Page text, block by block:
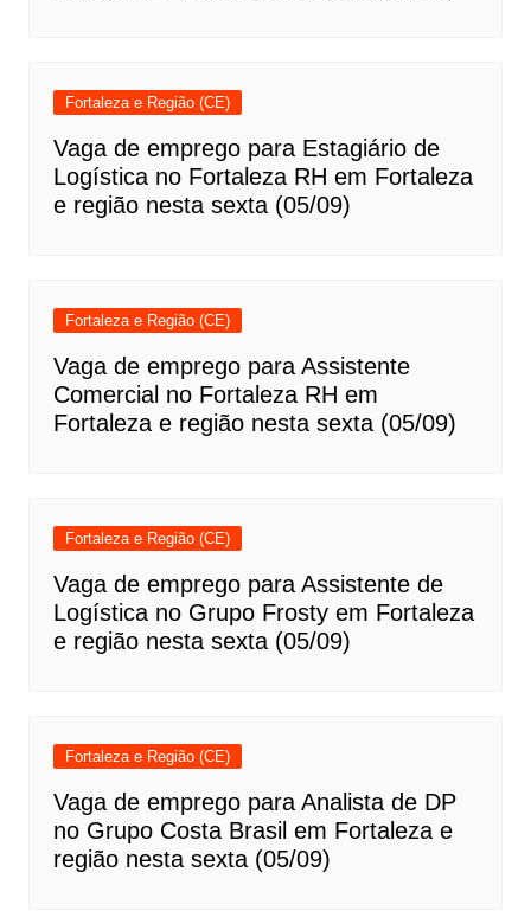
Fortaleza e Região (CE)
Vaga de emprego para Estagiário de
Logística no Fortaleza RH em Fortaleza
e região nesta sexta (05/09)
Fortaleza e Região (CE)
Vaga de emprego para Assistente
Comercial no Fortaleza RH em
Fortaleza e região nesta sexta (05/09)
Fortaleza e Região (CE)
Vaga de emprego para Assistente de
Logística no Grupo Frosty em Fortaleza
e região nesta sexta (05/09)
Fortaleza e Região (CE)
Vaga de emprego para Analista de DP
no Grupo Costa Brasil em Fortaleza e
região nesta sexta (05/09)